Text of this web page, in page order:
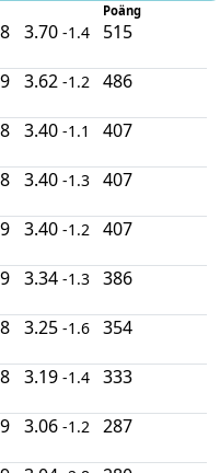
Poäng
3.70 -1.4 515
3.62 -1.2 486
3.40 -1.1 407
3.40 -1.3 407
3.40 -1.2 407
3.34 -1.3 386
3.25 -1.6 354
3.19 -1.4 333
3.06 -1.2 287